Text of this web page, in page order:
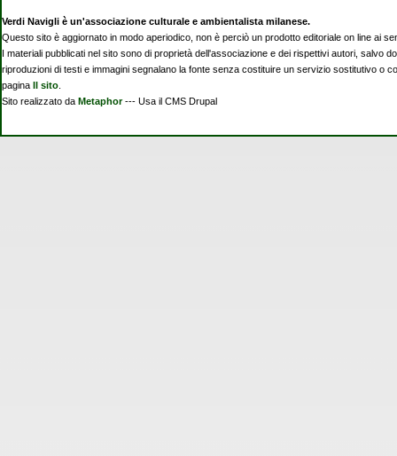
Verdi Navigli è un'associazione culturale e ambientalista milanese.
Questo sito è aggiornato in modo aperiodico, non è perciò un prodotto editoriale on line ai
I materiali pubblicati nel sito sono di proprietà dell'associazione e dei rispettivi autori,
riproduzioni di testi e immagini segnalano la fonte senza costituire un servizio sostitutivo o
pagina
Il sito.
Sito realizzato da Metaphor--- Usa il CMS Drupal